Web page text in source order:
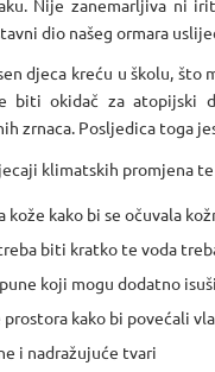
dio našeg ormara
djeca kreću u školu,
biti okidač za atopijski
zrnaca. Posljedica toga
klimatskih promjena
kako bi se očuvala
biti kratko te voda
koji mogu dodatno
kako bi povećali
i nadražujuće tvari